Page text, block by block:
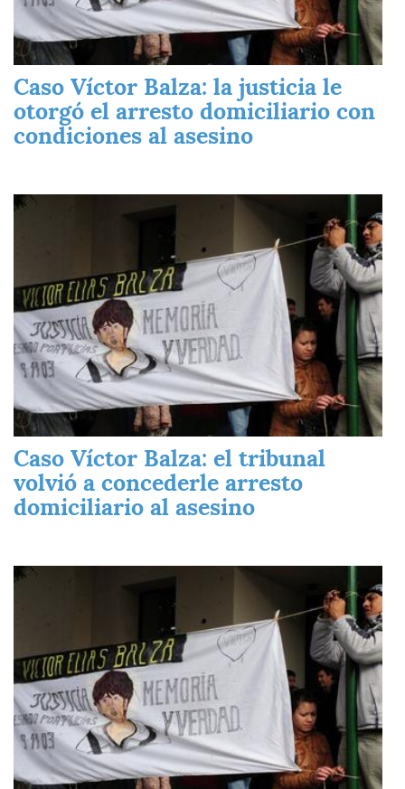
Caso Víctor Balza: la justicia le
otorgó el arresto domiciliario con
condiciones al asesino
Imagen
Caso Víctor Balza: el tribunal
volvió a concederle arresto
domiciliario al asesino
Imagen